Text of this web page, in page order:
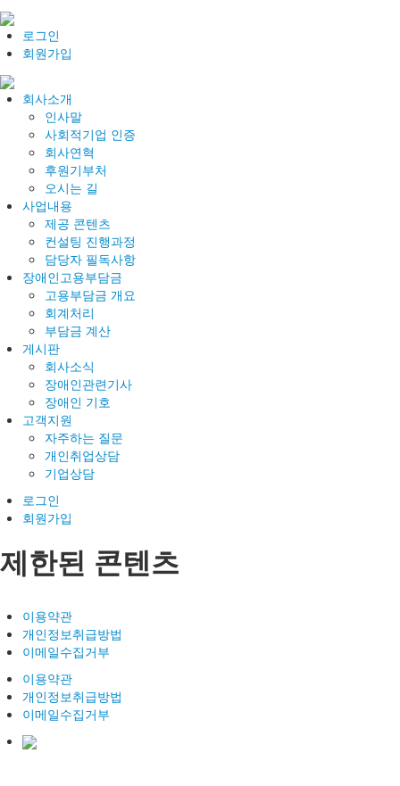
로그인
회원가입
회사소개
인사말
사회적기업 인증
회사연혁
후원기부처
오시는 길
사업내용
제공 콘텐츠
컨설팅 진행과정
담당자 필독사항
장애인고용부담금
고용부담금 개요
회계처리
부담금 계산
게시판
회사소식
장애인관련기사
장애인 기호
고객지원
자주하는 질문
개인취업상담
기업상담
로그인
회원가입
제한된 콘텐츠
이용약관
개인정보취급방법
이메일수집거부
이용약관
개인정보취급방법
이메일수집거부